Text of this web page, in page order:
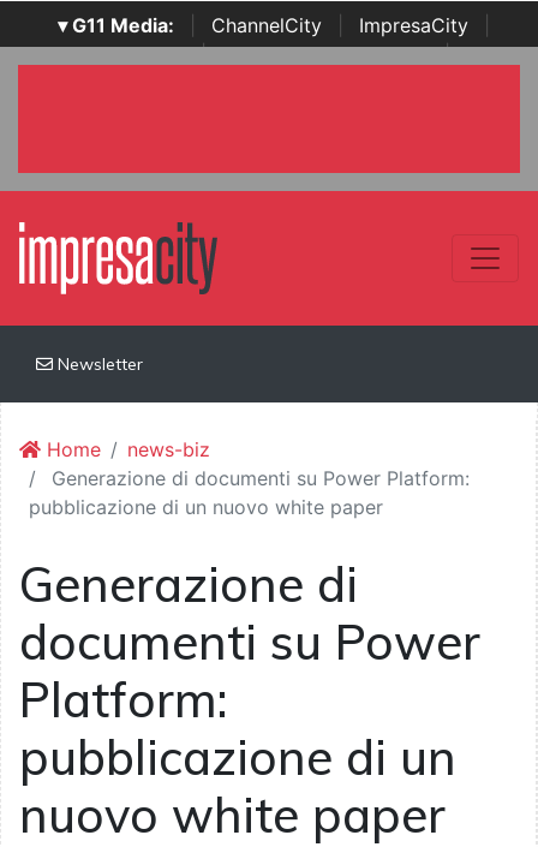
▾ G11 Media: ChannelCity ImpresaCity
SecurityOpenLab | Italian Channel Awards | Italian
Newsletter
Home
news-biz
Generazione di documenti su Power Platform:
pubblicazione di un nuovo white paper
Generazione di
documenti su Power
Platform:
pubblicazione di un
nuovo white paper